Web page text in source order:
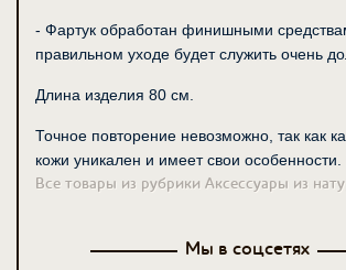
- Фартук обработан финишными
правильном уходе будет служить очень
Длина изделия 80 см.
Точное повторение невозможно, так как
кожи уникален и имеет свои особенности.
Все товары из рубрики Аксессуары из
Мы в соцсетях